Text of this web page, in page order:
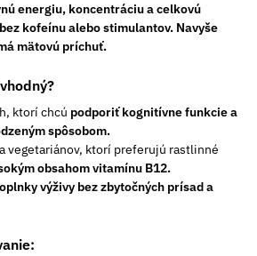
energiu, koncentráciu a celkovú
kofeínu alebo stimulantov. Navyše
mätovú príchuť.
ktorí chcú podporiť kognitívne funkcie a
spôsobom.
vegetariánov, ktorí preferujú rastlinné
obsahom vitamínu B12.
výživy bez zbytočných prísad a